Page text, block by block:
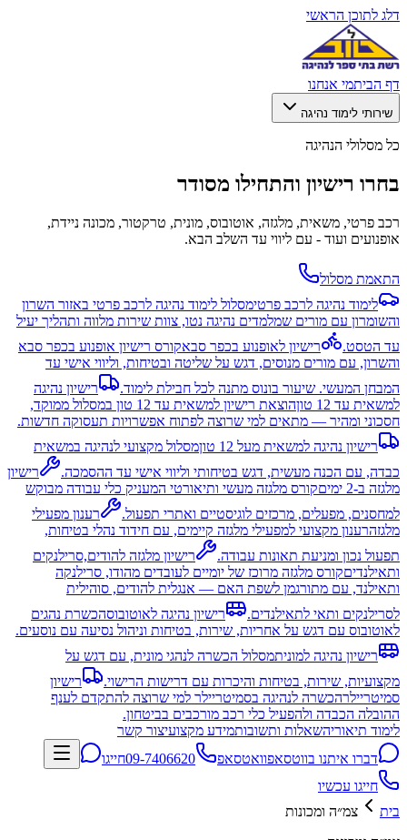
דלג לתוכן הראשי
דף הביתמי אנחנו
שירותי לימוד נהיגה
כל מסלולי הנהיגה
בחרו רישיון והתחילו מסודר
רכב פרטי, משאית, מלגזה, אוטובוס, מונית, טרקטור, מכונה ניידת,
אופנועים ועוד - עם ליווי עד השלב הבא.
התאמת מסלול
לימוד נהיגה לרכב פרטימסלול לימוד נהיגה לרכב פרטי באזור השרון
והשומרון עם מורים שמלמדים נהיגה נטו, צוות שירות מלווה ותהליך יעיל
עד הטסט.
רישיון לאופנוע בכפר סבאקורס רישיון אופנוע בכפר סבא
והשרון, עם מורים מנוסים, דגש על שליטה ובטיחות, וליווי אישי עד
המבחן המעשי. שיעור בונוס מתנה לכל חבילת לימוד.
רישיון נהיגה
למשאית עד 12 טון
הוצאת רישיון למשאית עד 12 טון במסלול ממוקד,
חסכוני ומהיר — מתאים למי שרוצה לפתוח אפשרויות תעסוקה חדשות.
רישיון נהיגה למשאית מעל 12 טון
מסלול מקצועי לנהיגה במשאית
כבדה, עם הכנה מעשית, דגש בטיחותי וליווי אישי עד ההסמכה.
רישיון
מלגזה ב-2 ימים
קורס מלגזה מעשי ותיאורטי המעניק כלי עבודה מבוקש
למחסנים, מפעלים, מרכזים לוגיסטיים ואתרי תפעול.
רענון מפעילי
מלגזהרענון מקצועי למפעילי מלגזה קיימים, עם חידוד נהלי בטיחות,
תפעול נכון ומניעת תאונות עבודה.
רישיון מלגזה להודים,סרילנקים
ותאילנדיםקורס מלגזה מרוכז של יומיים לעובדים מהודו, סרילנקה
ותאילנד, עם מתורגמן לשפת האם — אנגלית להודים, סוהילית
לסרילנקים ותאי לתאילנדים.
רישיון נהיגה לאוטובוסהכשרת נהגים
לאוטובוס עם דגש על אחריות, שירות, בטיחות וניהול נסיעה עם נוסעים.
רישיון נהיגה למוניתמסלול הכשרה לנהגי מונית, עם דגש על
מקצועיות, שירות, בטיחות והיכרות עם דרישות הרישוי.
רישיון
סמיטריילרהכשרה לנהיגה בסמיטריילר למי שרוצה להתקדם לענף
ההובלה הכבדה ולהפעיל כלי רכב מורכבים בביטחון.
לימוד תיאוריהשאלות ותשובותמידע מקצועיצור קשר
דברו איתנו בווטסאפוואטסאפ 09-7406620חייגו
חייגו עכשיו
בית
צמ״ה ומכונות